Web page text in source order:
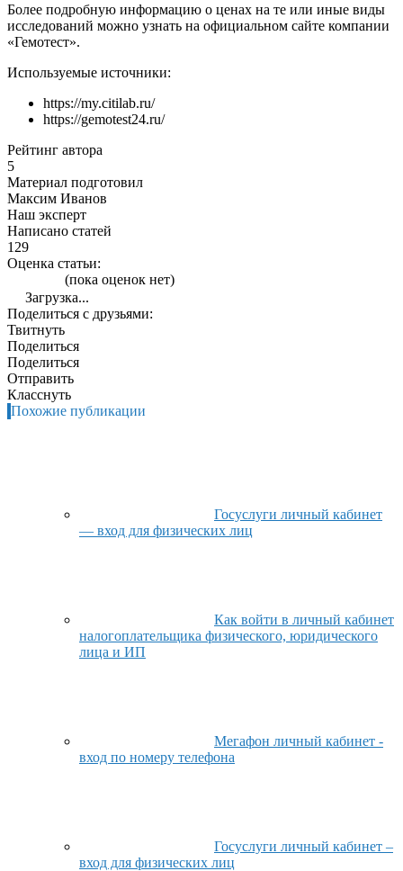
Более подробную информацию о ценах на те или иные виды
исследований можно узнать на официальном сайте компании
«Гемотест».
Используемые источники:
https://my.citilab.ru/
https://gemotest24.ru/
Рейтинг автора
5
Материал подготовил
Максим Иванов
Наш эксперт
Написано статей
129
Оценка статьи:
(пока оценок нет)
Загрузка...
Поделиться с друзьями:
Твитнуть
Поделиться
Поделиться
Отправить
Класснуть
Похожие публикации
Госуслуги личный кабинет
— вход для физических лиц
Как войти в личный кабинет
налогоплательщика физического, юридического
лица и ИП
Мегафон личный кабинет -
вход по номеру телефона
Госуслуги личный кабинет –
вход для физических лиц